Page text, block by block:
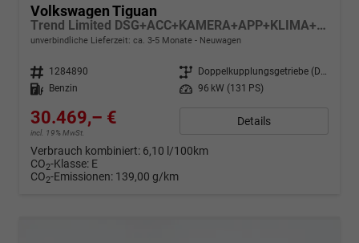
Volkswagen Tiguan
Trend Limited DSG+ACC+KAMERA+APP+KLIMA+LED+17" LM
unverbindliche Lieferzeit: ca. 3-5 Monate Neuwagen
Fahrzeugnr. 1284890 Getriebe
Doppelkupplungsgetriebe (DSG)
Kraftstoff
Benzin Leistung 96 kW (131 PS)
30.469,– €
incl. 19% MwSt.
Details
Verbrauch kombiniert: 6,10 l/100km
CO2-Klasse: E
CO2-Emissionen: 139,00 g/km